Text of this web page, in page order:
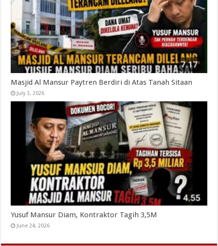
Masjid Al Mansur Paytren Berdiri di Atas Tanah Sitaan
July 3, 2026
Yusuf Mansur Diam, Kontraktor Tagih 3,5M
June 24, 2026